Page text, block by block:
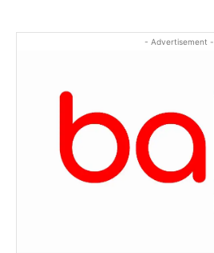
- Advertisement -